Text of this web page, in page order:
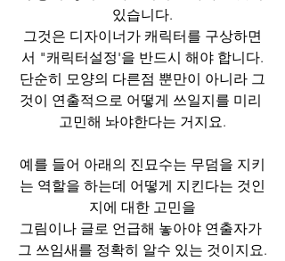
있습니다.
그것은 디자이너가 캐릭터를 구상하면
서 "캐릭터설정'을 반드시 해야 합니다.
단순히 모양의 다른점 뿐만이 아니라 그
것이 연출적으로 어떻게 쓰일지를 미리
고민해 놔야한다는 거지요.
예를 들어 아래의 진묘수는 무덤을 지키
는 역할을 하는데 어떻게 지킨다는 것인
지에 대한 고민을
그림이나 글로 언급해 놓아야 연출자가
그 쓰임새를 정확히 알수 있는 것이지요.